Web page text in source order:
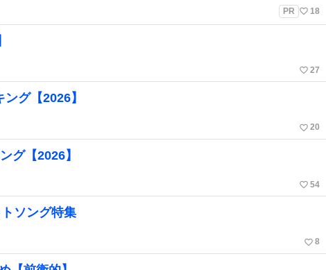
PR favorite_border 18
favorite_border 27
グ【2026】
favorite_border 20
グ【2026】
favorite_border 54
ソング特集
favorite_border 8